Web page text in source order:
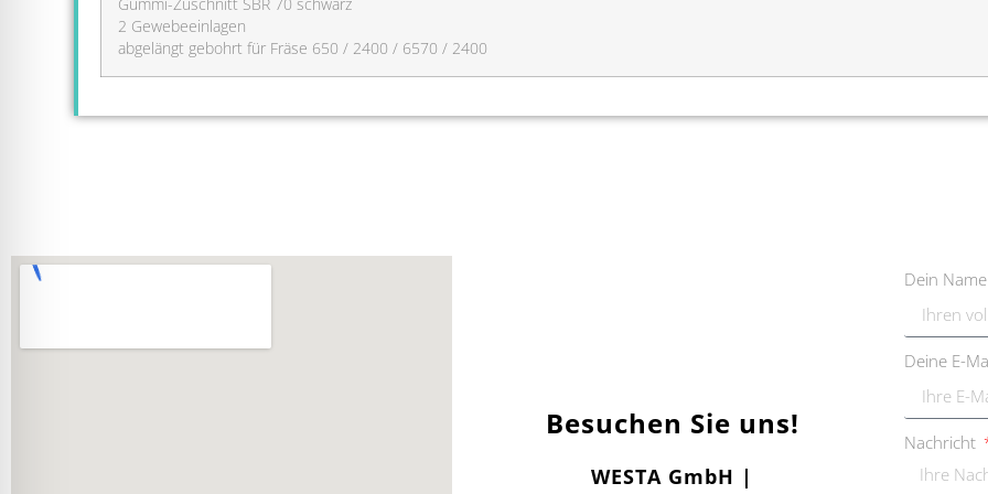
Gummi-Zuschnitt SBR 70 schwarz
2 Gewebeeinlagen
abgelängt gebohrt für Fräse 650 / 2400 / 6570 / 2400
Besuchen Sie uns!
WESTA GmbH |
Dein
Deine E-
Nachricht